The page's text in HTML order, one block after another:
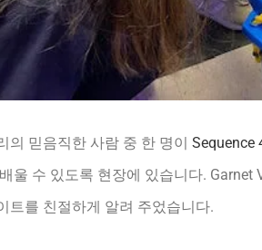
의 믿음직한 사람 중 한 명이 Sequence
울 수 있도록 현장에 있습니다.
트를 친절하게 알려 주었습니다.